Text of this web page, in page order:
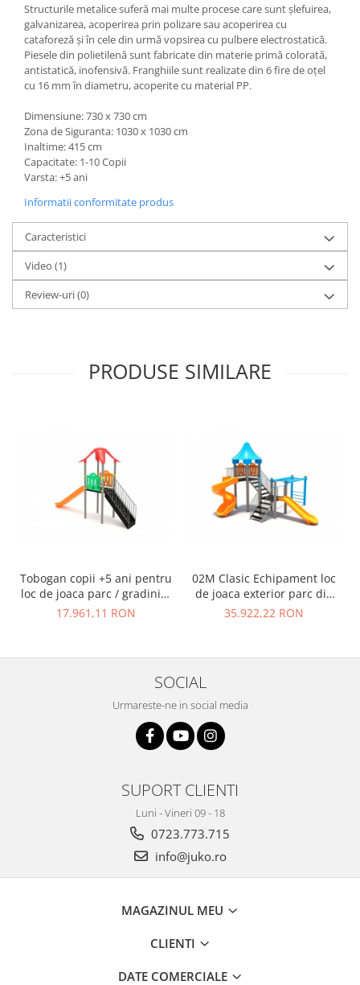
Structurile metalice suferă mai multe procese care sunt șlefuirea,
galvanizarea, acoperirea prin polizare sau acoperirea cu
cataforeză și în cele din urmă vopsirea cu pulbere electrostatică.
Piesele din polietilenă sunt fabricate din materie primă colorată,
antistatică, inofensivă. Franghiile sunt realizate din 6 fire de oțel
cu 16 mm în diametru, acoperite cu material PP.
Dimensiune: 730 x 730 cm
Zona de Siguranta: 1030 x 1030 cm
Inaltime: 415 cm
Capacitate: 1-10 Copii
Varsta: +5 ani
Informatii conformitate produs
Caracteristici
Video (1)
Review-uri(0)
PRODUSE SIMILARE
Tobogan copii +5 ani pentru
loc de joaca parc / gradinita
- 01M
17.961,11 RON
02M Clasic Echipament loc
de joaca exterior parc din
metal cu Scara 2 Tobogane
35.922,22 RON
SOCIAL
Urmareste-ne in social media
SUPORT CLIENTI
Luni - Vineri 09 - 18
0723.773.715
info@juko.ro
MAGAZINUL MEU
CLIENTI
DATE COMERCIALE